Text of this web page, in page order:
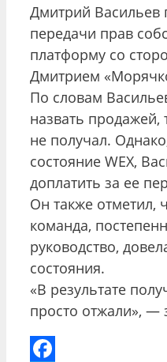
Дмитрий Васильев
передачи прав
платформу со
Дмитрием
По словам
назвать продажей,
не получал.
состояние WEX,
доплатить за ее
Он также отметил,
команда,
руководство,
состояния.
«В результате
просто отжали», —